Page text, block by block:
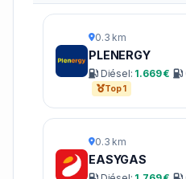
0.3 km
PLENERGY
Diésel: 1.669 €
Top 1
0.3 km
EASYGAS